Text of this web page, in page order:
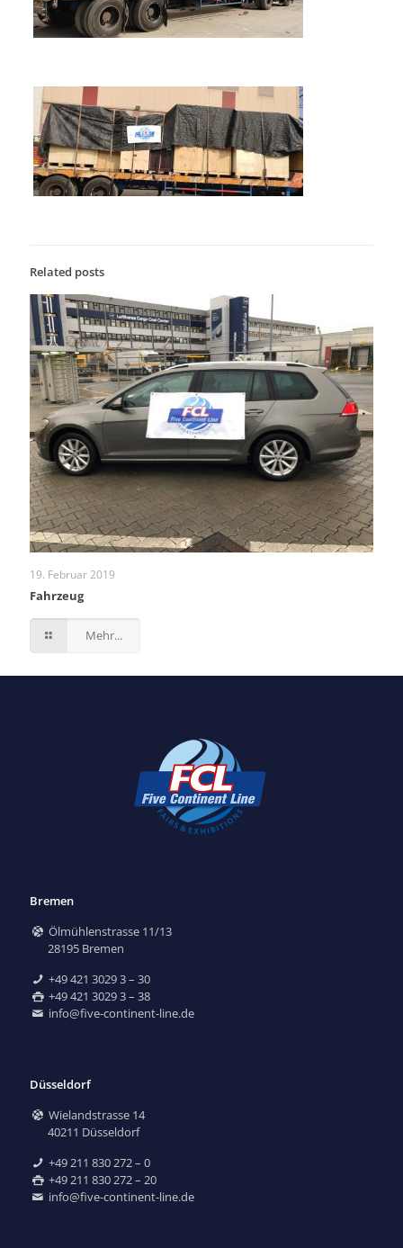
Related posts
19. Februar 2019
Fahrzeug
Mehr...
Bremen
Ölmühlenstrasse 11/13
28195 Bremen
+49 421 3029 3 – 30
+49 421 3029 3 – 38
info@five-continent-line.de
Düsseldorf
Wielandstrasse 14
40211 Düsseldorf
+49 211 830 272 – 0
+49 211 830 272 – 20
info@five-continent-line.de